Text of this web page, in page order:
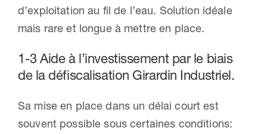
d’exploitation au fil de l’eau. Solution idéale
mais rare et longue à mettre en place.
1-3 Aide à l’investissement par le biais
de la défiscalisation Girardin Industriel.
Sa mise en place dans un délai court est
souvent possible sous certaines conditions: